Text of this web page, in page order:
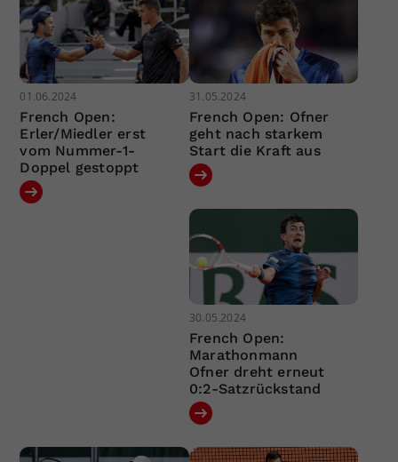
01.06.2024
French Open:
Erler/Miedler erst
vom Nummer-1-
Doppel gestoppt
31.05.2024
French Open: Ofner
geht nach starkem
Start die Kraft aus
30.05.2024
French Open:
Marathonmann
Ofner dreht erneut
0:2-Satzrückstand